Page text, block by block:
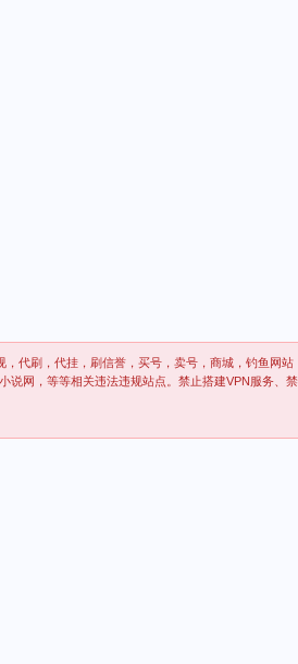
代刷，代挂，刷信誉，买号，卖号，商城，钓鱼网站
网，等等相关违法违规站点。禁止搭建VPN服务、